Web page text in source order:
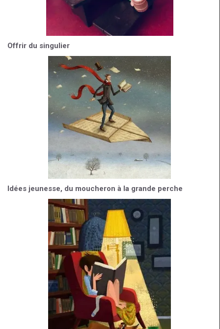
Offrir du singulier
Idées jeunesse, du moucheron à la grande perche